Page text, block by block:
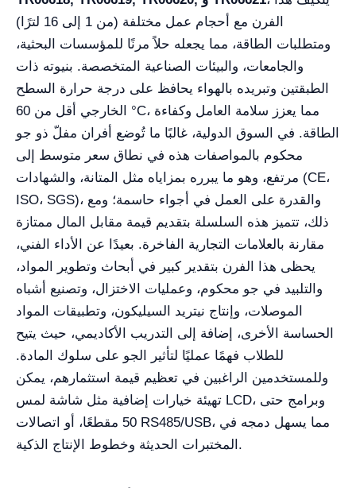
الفرن مع أحجام عمل مختلفة (من 1 إلى 16 لترًا)
ومتطلبات الطاقة، مما يجعله حلاً مرنًا للمؤسسات البحثية،
والجامعات، والبيئات الصناعية المتخصصة. بنيوته ذات
الطبقتين وتبريده بالهواء يحافظ على درجة حرارة السطح
الخارجي أقل من 60 °C، مما يعزز سلامة العامل وكفاءة
الطاقة. في السوق الدولية، غالبًا ما تُوضع أفران مفلّ ذو جو
محكوم بالمواصفات هذه في نطاق سعر متوسط إلى
مرتفع، وهو ما يبرره بمزاياه مثل المتانة، والشهادات (CE،
ISO، SGS)، والقدرة على العمل في أجواء حاسمة؛ ومع
ذلك، تتميز هذه السلسلة بتقديم قيمة مقابل المال ممتازة
مقارنة بالعلامات التجارية الفاخرة. بعيدًا عن الأداء الفني،
يحظى هذا الفرن بتقدير كبير في أبحاث وتطوير المواد،
والتلبيد في جو محكوم، وعمليات الاختزال، وتصنيع أشباه
الموصلات، وإنتاج نيتريد السيليكون، وتطبيقات المواد
الحساسة الأخرى، إضافة إلى التدريب الأكاديمي، حيث يتيح
للطلاب فهمًا عمليًا لتأثير الجو على سلوك المادة.
وللمستخدمين الراغبين في تعظيم قيمة استثمارهم، يمكن
تهيئة خيارات إضافية مثل شاشة لمس LCD، وبرامج حتى
50 مقطعًا، أو اتصالات RS485/USB، مما يسهل دمجه في
المختبرات الحديثة وخطوط الإنتاج الذكية.